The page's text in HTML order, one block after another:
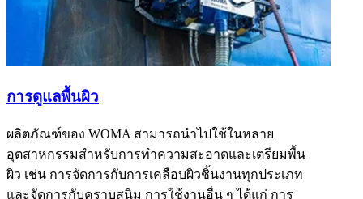
การดูแลพื้นผิว
ผลิตภัณฑ์ของ WOMA สามารถนำไปใช้ในหลาย
อุตสาหกรรมสำหรับการทำความสะอาดและเตรียมพื้น
ผิว เช่น การจัดการกับการเคลือบผิวชิ้นงานทุกประเภท
และจัดการกับคราบสนิม การใช้งานอื่น ๆ ได้แก่ การ